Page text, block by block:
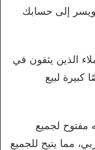
إلى حسابك
الذين يثقون في
لبيع
مفتوح لجميع
مما يتيح للجميع